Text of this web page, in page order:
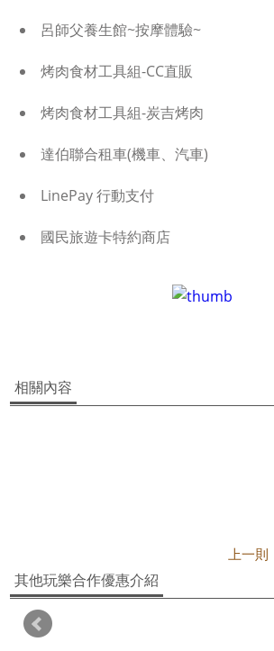
呂師父養生館~按摩體驗~
烤肉食材工具組-CC直販
烤肉食材工具組-炭吉烤肉
達伯聯合租車(機車、汽車)
LinePay 行動支付
國民旅遊卡特約商店
相關內容
上一則
其他玩樂合作優惠介紹